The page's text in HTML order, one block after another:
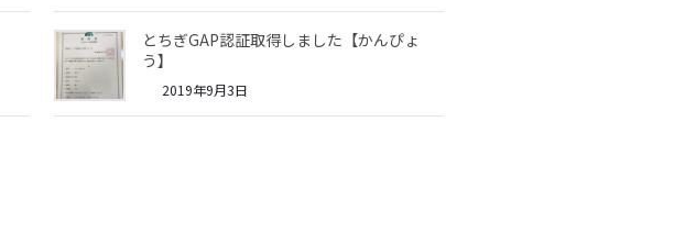
とちぎGAP認証取得しました【かんぴょ
う】
2019年9月3日